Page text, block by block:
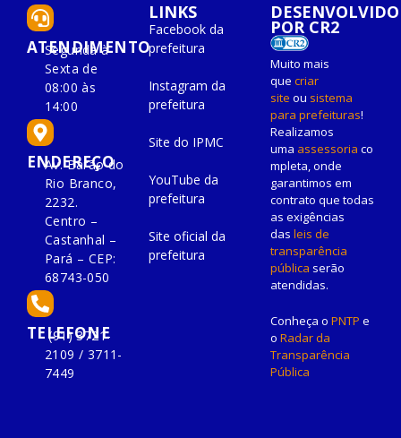
ATENDIMENTO
Segunda à
Sexta de
08:00 às
14:00
ENDEREÇO
Av. Barão do
Rio Branco,
2232.
Centro –
Castanhal –
Pará – CEP:
68743-050
TELEFONE
(91) 3721-
2109 / 3711-
7449
LINKS
Facebook da
prefeitura
Instagram da
prefeitura
Site do IPMC
YouTube da
prefeitura
Site oficial da
prefeitura
DESENVOLVIDO
POR CR2
Muito mais
que criar
site ou sistema
para prefeituras!
Realizamos
uma assessoria co
mpleta, onde
garantimos em
contrato que todas
as exigências
das leis de
transparência
pública serão
atendidas.
Conheça o PNTP e
o Radar da
Transparência
Pública